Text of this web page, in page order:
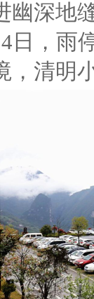
幽深地
日，雨
，清明